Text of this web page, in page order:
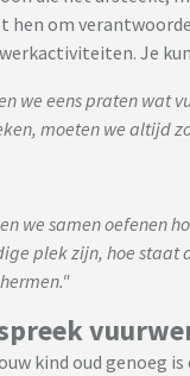
hen om
Je
we eens praten wat
moeten we altijd
we samen oefenen
plek zijn, hoe staat
kind oud genoeg